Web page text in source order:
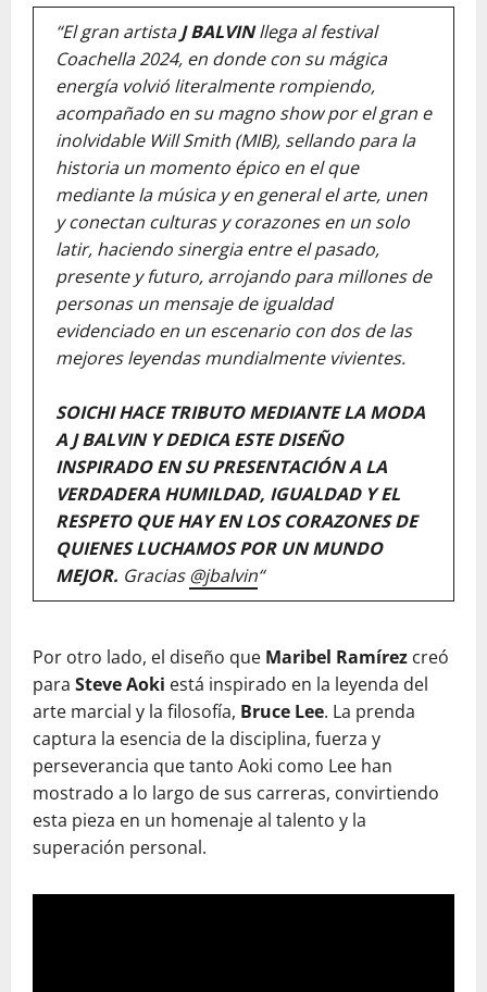
“El gran artistaJ BALVINllega al festival
Coachella 2024, en donde con su mágica
energía volvió literalmente rompiendo,
acompañado en su magno show por el gran e
inolvidable Will Smith (MIB), sellando para la
historia un momento épico en el que
mediante la música y en general el arte, unen
y conectan culturas y corazones en un solo
latir, haciendo sinergia entre el pasado,
presente y futuro, arrojando para millones de
personas un mensaje de igualdad
evidenciado en un escenario con dos de las
mejores leyendas mundialmente vivientes.
SOICHI HACE TRIBUTO MEDIANTE LA MODA
A J BALVIN Y DEDICA ESTE DISEÑO
INSPIRADO EN SU PRESENTACIÓN A LA
VERDADERA HUMILDAD, IGUALDAD Y EL
RESPETO QUE HAY EN LOS CORAZONES DE
QUIENES LUCHAMOS POR UN MUNDO
MEJOR. Gracias@jbalvin“
Por otro lado, el diseño que Maribel Ramírez creó
para Steve Aoki está inspirado en la leyenda del
arte marcial y la filosofía, Bruce Lee. La prenda
captura la esencia de la disciplina, fuerza y
perseverancia que tanto Aoki como Lee han
mostrado a lo largo de sus carreras, convirtiendo
esta pieza en un homenaje al talento y la
superación personal.